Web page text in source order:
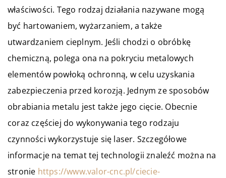
właściwości. Tego rodzaj działania nazywane mogą
być hartowaniem, wyżarzaniem, a także
utwardzaniem cieplnym. Jeśli chodzi o obróbkę
chemiczną, polega ona na pokryciu metalowych
elementów powłoką ochronną, w celu uzyskania
zabezpieczenia przed korozją. Jednym ze sposobów
obrabiania metalu jest także jego cięcie. Obecnie
coraz częściej do wykonywania tego rodzaju
czynności wykorzystuje się laser. Szczegółowe
informacje na temat tej technologii znaleźć można na
stronie https://www.valor-cnc.pl/ciecie-